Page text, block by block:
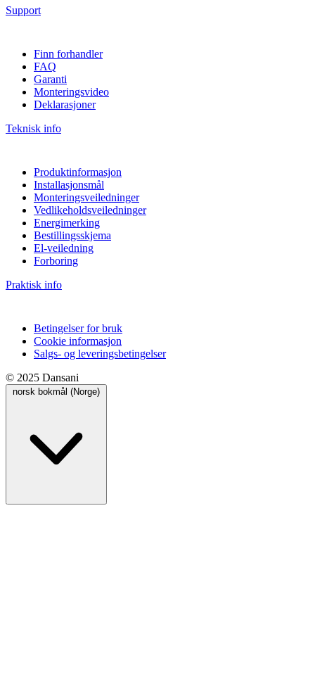
Support
Finn forhandler
FAQ
Garanti
Monteringsvideo
Deklarasjoner
Teknisk info
Produktinformasjon
Installasjonsmål
Monteringsveiledninger
Vedlikeholdsveiledninger
Energimerking
Bestillingsskjema
El-veiledning
Forboring
Praktisk info
Betingelser for bruk
Cookie informasjon
Salgs- og leveringsbetingelser
© 2025 Dansani
norsk bokmål (Norge)